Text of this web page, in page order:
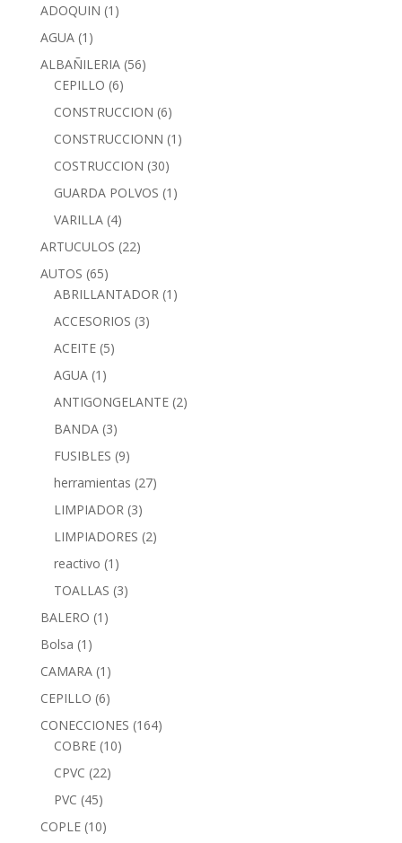
ADOQUIN (1)
AGUA (1)
ALBAÑILERIA (56)
CEPILLO (6)
CONSTRUCCION (6)
CONSTRUCCIONN (1)
COSTRUCCION (30)
GUARDA POLVOS (1)
VARILLA (4)
ARTUCULOS (22)
AUTOS (65)
ABRILLANTADOR (1)
ACCESORIOS (3)
ACEITE (5)
AGUA (1)
ANTIGONGELANTE (2)
BANDA (3)
FUSIBLES (9)
herramientas (27)
LIMPIADOR (3)
LIMPIADORES (2)
reactivo (1)
TOALLAS (3)
BALERO (1)
Bolsa (1)
CAMARA (1)
CEPILLO (6)
CONECCIONES (164)
COBRE (10)
CPVC (22)
PVC (45)
COPLE (10)